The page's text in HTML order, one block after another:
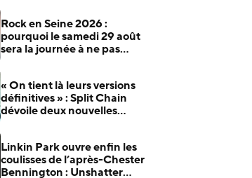
Rock en Seine 2026 :
pourquoi le samedi 29 août
sera la journée à ne pas
« On tient là leurs versions
définitives » : Split Chain
dévoile deux nouvelles
Linkin Park ouvre enfin les
coulisses de l’après-Chester
Bennington : Unshatter